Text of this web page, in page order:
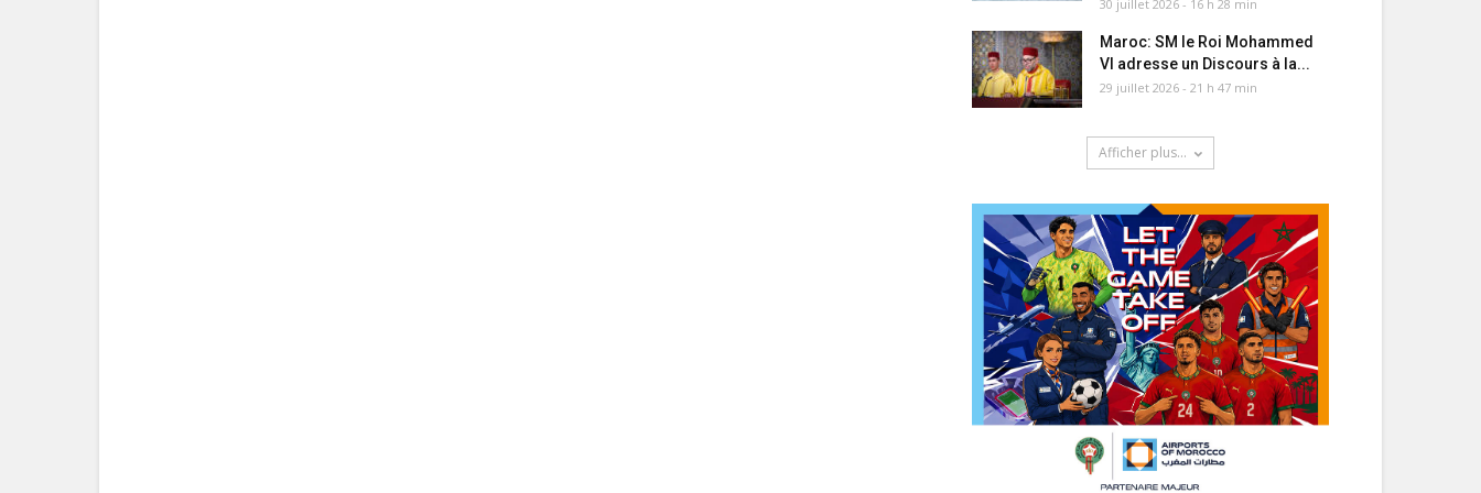
30 juillet 2026 - 16 h 28 min
Maroc: SM le Roi Mohammed
VI adresse un Discours à la...
29 juillet 2026 - 21 h 47 min
Afficher plus...